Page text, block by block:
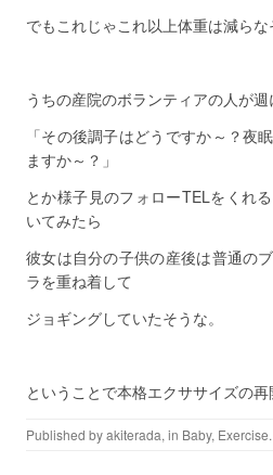
でもこれじゃこれ以上体重は減らな
うちの産院のボランティアの人が週
「その後調子はどうですか～？夜
ますか～？」
とか様子見のフォローTELをくれ
いてみたら
彼女は自分の子供の産後は普通の
ラを重ね着して
ジョギングしていたそうな。
ということで本格エクササイズの再
Published byakiterada, in Baby, Exercise.